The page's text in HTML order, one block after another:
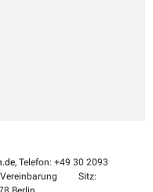
, Telefon: +49 30 2093
Sitz: